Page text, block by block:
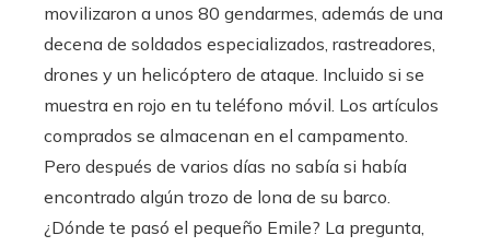
movilizaron a unos 80 gendarmes, además de una
decena de soldados especializados, rastreadores,
drones y un helicóptero de ataque. Incluido si se
muestra en rojo en tu teléfono móvil. Los artículos
comprados se almacenan en el campamento.
Pero después de varios días no sabía si había
encontrado algún trozo de lona de su barco.
¿Dónde te pasó el pequeño Emile? La pregunta,